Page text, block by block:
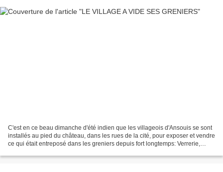
C'est en ce beau dimanche d'été indien que les villageois d'Ansouis se sont
installés au pied du château, dans les rues de la cité, pour exposer et vendre
ce qui était entreposé dans les greniers depuis fort longtemps: Verrerie,